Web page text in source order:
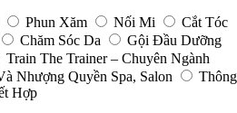
Phun Xăm Nối Mi
Cắt Tóc
Chăm Sóc Da
Gội Đầu Dưỡng
Train The Trainer – Chuyên Ngành
Nhượng Quyền Spa, Salon
Thông
Hợp